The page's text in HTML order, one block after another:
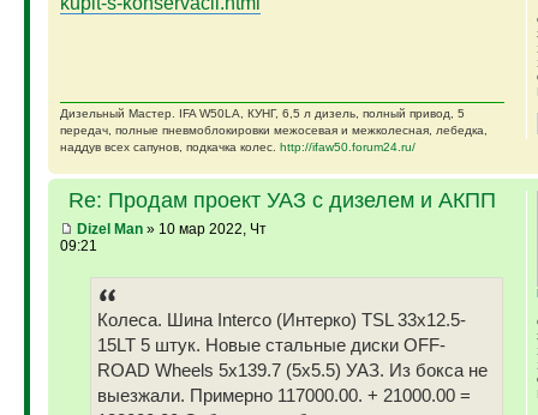
Дизельный Мастер. IFA W50LA, КУНГ, 6,5 л дизель, полный привод, 5
передач, полные пневмоблокировки межосевая и межколесная, лебедка,
наддув всех сапунов, подкачка колес. http://ifaw50.forum24.ru/
Re: Продам проект УАЗ с дизелем и АКПП
Dizel Man» 10 мар 2022, Чт
09:21
Колеса. Шина Interco (Интерко) TSL 33x12.5-
15LT 5 штук. Новые стальные диски OFF-
ROAD Wheels 5x139.7 (5x5.5) УАЗ. Из бокса не
выезжали. Примерно 117000.00. + 21000.00 =